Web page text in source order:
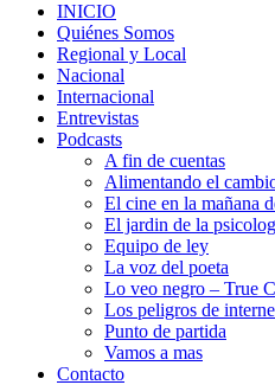
INICIO
Quiénes Somos
Regional y Local
Nacional
Internacional
Entrevistas
Podcasts
A fin de cuentas
Alimentando el
El cine en la mañana
El jardin de la
Equipo de ley
La voz del poeta
Lo veo negro – True
Los peligros de
Punto de partida
Vamos a mas
Contacto